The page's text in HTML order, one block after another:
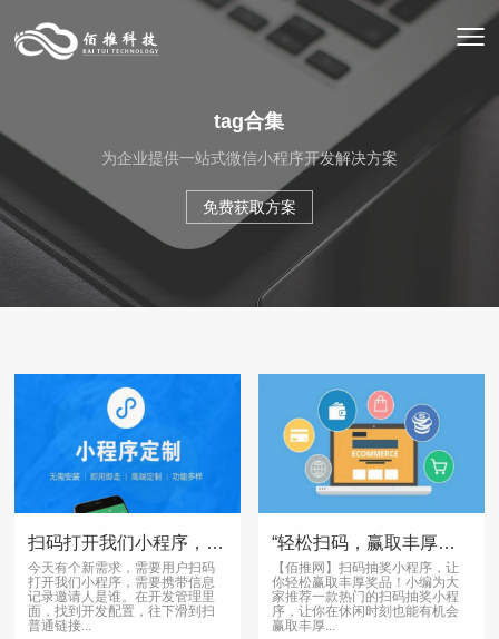
tag合集
为企业提供一站式微信小程序开发解决方案
免费获取方案
扫码打开我们小程序，需要携带信息记录邀请人是谁
今天有个新需求，需要用户扫码
打开我们小程序，需要携带信息
记录邀请人是谁。在开发管理里
面，找到开发配置，往下滑到扫
普通链接...
“轻松扫码，赢取丰厚奖品！”
【佰推网】扫码抽奖小程序，让
你轻松赢取丰厚奖品！小编为大
家推荐一款热门的扫码抽奖小程
序，让你在休闲时刻也能有机会
赢取丰厚...